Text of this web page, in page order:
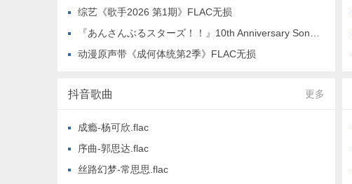
综艺《歌手2026 第1期》FLAC无损
『あんさんぶるスターズ！！』10th Anniversary Song「ONLY YOUR STARS!」
动漫原声带《成何体统第2季》FLAC无损
抖音歌曲 更多
成瘾-杨可欣.flac
序曲-郭思达.flac
丝路幻梦-常思思.flac